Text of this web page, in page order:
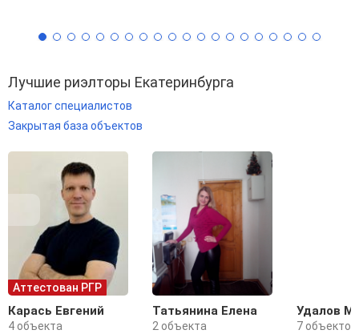
Лучшие риэлторы Екатеринбурга
Каталог специалистов
Закрытая база объектов
Аттестован РГР
Карась Евгений
4 объекта
Татьянина Елена
2 объекта
Удалов
7 объектов